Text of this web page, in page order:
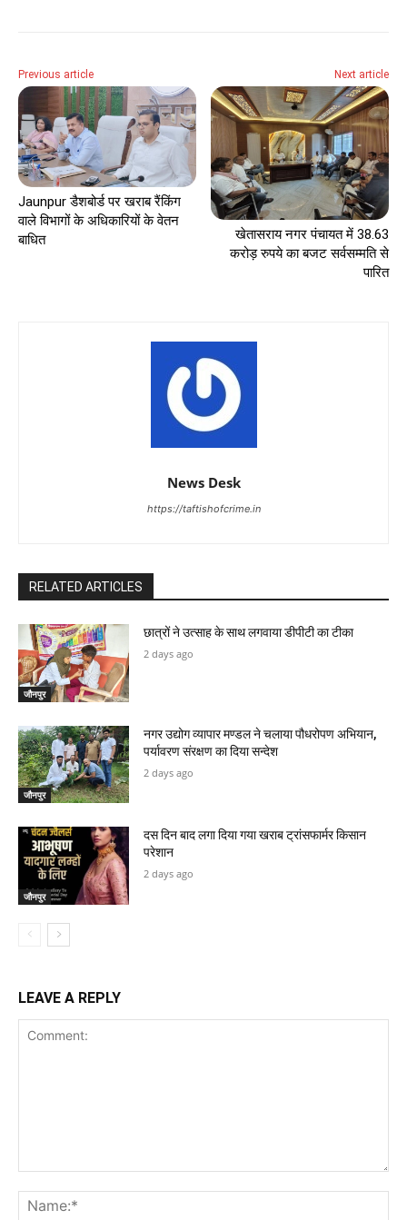
Previous article
Jaunpur डैशबोर्ड पर खराब रैंकिंग
वाले विभागों के अधिकारियों के वेतन
बाधित
Next article
खेतासराय नगर पंचायत में 38.63
करोड़ रुपये का बजट सर्वसम्मति से
पारित
News Desk
https://taftishofcrime.in
RELATED ARTICLES
जौनपुर
छात्रों ने उत्साह के साथ लगवाया डीपीटी का टीका
2 days ago
जौनपुर
नगर उद्योग व्यापार मण्डल ने चलाया पौधरोपण अभियान,
पर्यावरण संरक्षण का दिया सन्देश
2 days ago
जौनपुर
दस दिन बाद लगा दिया गया खराब ट्रांसफार्मर किसान
परेशान
2 days ago
LEAVE A REPLY